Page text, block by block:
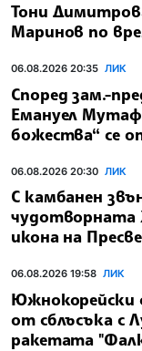
Тони
Маринов по
06.08.2026 20:35 ЛИК
Според зам.-
Емануел
божества“ се
06.08.2026 20:30 ЛИК
С камбанен
чудотворната
икона на
06.08.2026 19:58 ЛИК
Южнокорейски
от сблъсъка с
ракетата